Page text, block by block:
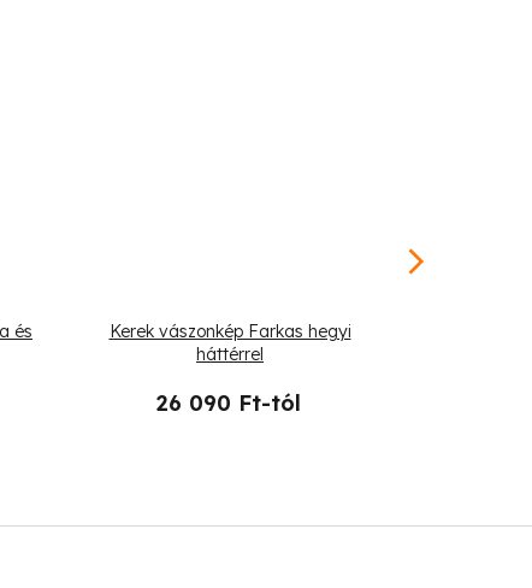
és
Kerek vászonkép Farkas hegyi
háttérrel
26 090 Ft-tól